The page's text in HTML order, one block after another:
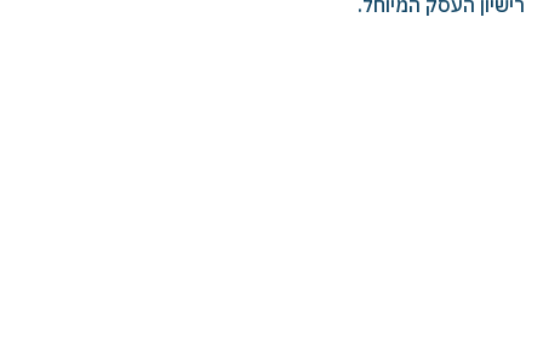
רישיון העסק המיוחל.